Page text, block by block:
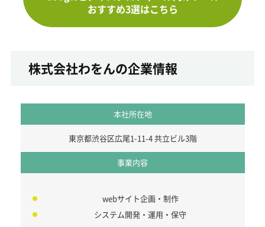
おすすめ3選はこちら
株式会社わをんの企業情報
本社所在地
東京都渋谷区広尾1-11-4 共立ビル3階
事業内容
webサイト企画・制作
システム開発・運用・保守